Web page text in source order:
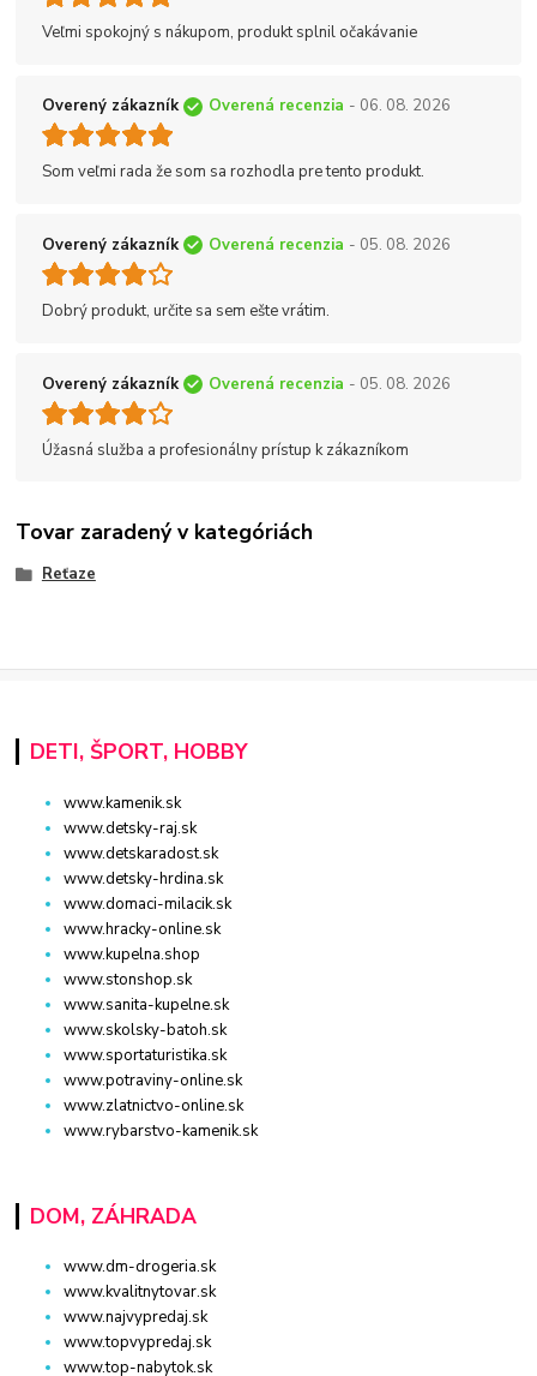
Veľmi spokojný s nákupom, produkt splnil očakávanie
Overený zákazník Overená recenzia - 06. 08. 2026
Som veľmi rada že som sa rozhodla pre tento produkt.
Overený zákazník Overená recenzia - 05. 08. 2026
Dobrý produkt, určite sa sem ešte vrátim.
Overený zákazník Overená recenzia - 05. 08. 2026
Úžasná služba a profesionálny prístup k zákazníkom
Tovar zaradený v kategóriách
Reťaze
DETI, ŠPORT, HOBBY
www.kamenik.sk
www.detsky-raj.sk
www.detskaradost.sk
www.detsky-hrdina.sk
www.domaci-milacik.sk
www.hracky-online.sk
www.kupelna.shop
www.stonshop.sk
www.sanita-kupelne.sk
www.skolsky-batoh.sk
www.sportaturistika.sk
www.potraviny-online.sk
www.zlatnictvo-online.sk
www.rybarstvo-kamenik.sk
DOM, ZÁHRADA
www.dm-drogeria.sk
www.kvalitnytovar.sk
www.najvypredaj.sk
www.topvypredaj.sk
www.top-nabytok.sk